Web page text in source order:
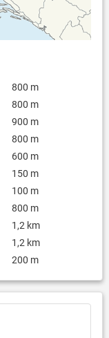
800 m
800 m
900 m
800 m
600 m
150 m
100 m
800 m
1,2 km
1,2 km
200 m